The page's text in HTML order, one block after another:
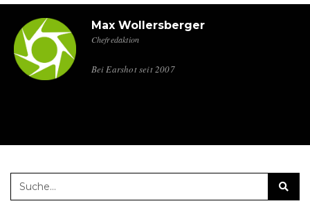
Max Wollersberger
Chefredaktion
Bei Earshot seit 2007